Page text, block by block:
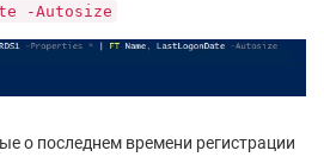
-Autosize
о последнем времени регистрации